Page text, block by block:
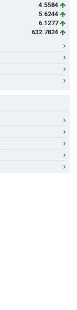
4.5584
5.6244
6.1277
632.7824